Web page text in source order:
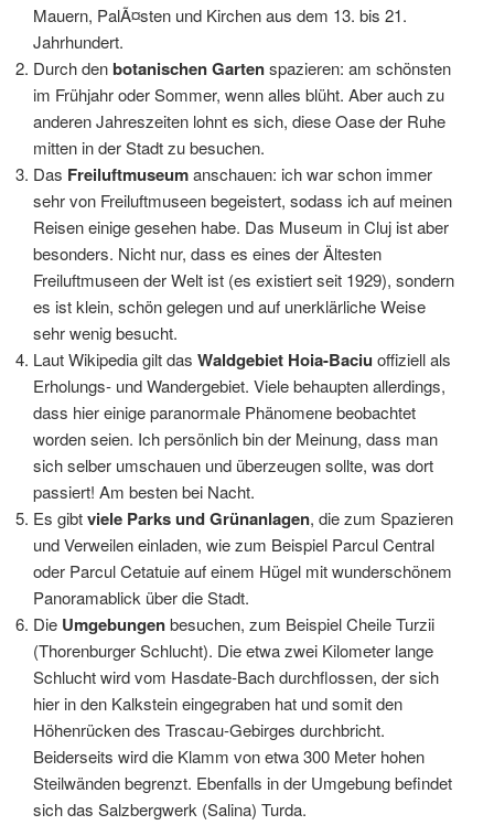
Mauern, PalÃ¤sten und Kirchen aus dem 13. bis 21.
Jahrhundert.
Durch denbotanischen Gartenspazieren: am schönsten
im Frühjahr oder Sommer, wenn alles blüht. Aber auch zu
anderen Jahreszeiten lohnt es sich, diese Oase der Ruhe
mitten in der Stadt zu besuchen.
Das Freiluftmuseumanschauen: ich war schon immer
sehr von Freiluftmuseen begeistert, sodass ich auf meinen
Reisen einige gesehen habe. Das Museum in Cluj ist aber
besonders. Nicht nur, dass es eines der Ältesten
Freiluftmuseen der Welt ist (es existiert seit 1929), sondern
es ist klein, schön gelegen und auf unerklärliche Weise
sehr wenig besucht.
Laut Wikipedia gilt das Waldgebiet Hoia-Baciu offiziell als
Erholungs- und Wandergebiet. Viele behaupten allerdings,
dass hier einige paranormale Phänomene beobachtet
worden seien. Ich persönlich bin der Meinung, dass man
sich selber umschauen und überzeugen sollte, was dort
passiert! Am besten bei Nacht.
Es gibtviele Parks und Grünanlagen, die zum Spazieren
und Verweilen einladen, wie zum Beispiel Parcul Central
oder Parcul Cetatuie auf einem Hügel mit wunderschönem
Panoramablick über die Stadt.
Die Umgebungenbesuchen, zum Beispiel Cheile Turzii
(Thorenburger Schlucht). Die etwa zwei Kilometer lange
Schlucht wird vom Hasdate-Bach durchflossen, der sich
hier in den Kalkstein eingegraben hat und somit den
Höhenrücken des Trascau-Gebirges durchbricht.
Beiderseits wird die Klamm von etwa 300 Meter hohen
Steilwänden begrenzt. Ebenfalls in der Umgebung befindet
sich das Salzbergwerk (Salina) Turda.